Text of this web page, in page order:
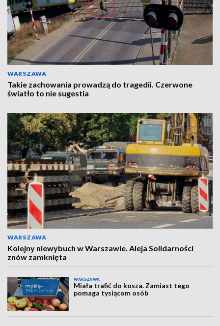
WARSZAWA
Takie zachowania prowadzą do tragedii. Czerwone
światło to nie sugestia
WARSZAWA
Kolejny niewybuch w Warszawie. Aleja Solidarności
znów zamknięta
WARSZAWA
Miała trafić do kosza. Zamiast tego
pomaga tysiącom osób